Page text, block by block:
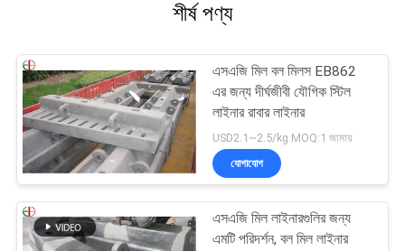
শীর্ষ পণ্য
এসএজি মিল বল মিলস EB862
এর জন্য দীর্ঘজীবী যৌগিক স্টিল
লাইনার রাবার লাইনার
USD2.1~2.5/kg MOQ:1 জামায়
যোগাযোগ
এসএজি মিল লাইনারগুলির জন্য
এমটি পরিদর্শন, বল মিল লাইনার